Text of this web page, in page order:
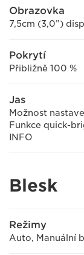
Obrazovka
7,5cm (3,0”)
Pokrytí
Přibližně 100 %
Jas
Možnost
Funkce quick-
INFO
Blesk
Režimy
Auto, Manuální